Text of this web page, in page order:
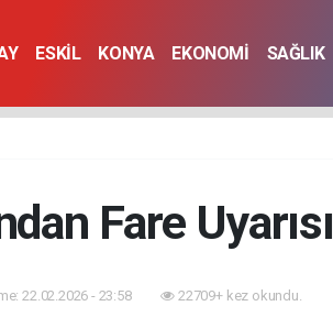
ESKİL KONYA EKONOMİ SAĞLIK
Fare Uyarısı
22.02.2026 - 23:58 22709+ kez okundu.